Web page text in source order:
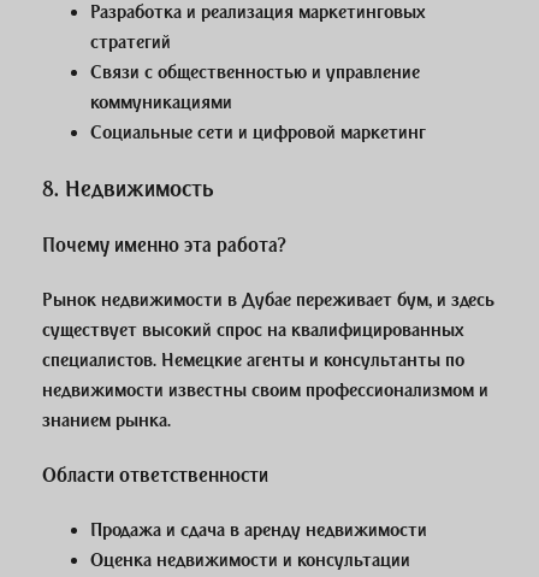
Разработка и реализация маркетинговых
стратегий
Связи с общественностью и управление
коммуникациями
Социальные сети и цифровой маркетинг
8. Недвижимость
Почему именно эта работа?
Рынок недвижимости в Дубае переживает бум, и здесь
существует высокий спрос на квалифицированных
специалистов. Немецкие агенты и консультанты по
недвижимости известны своим профессионализмом и
знанием рынка.
Области ответственности
Продажа и сдача в аренду недвижимости
Оценка недвижимости и консультации